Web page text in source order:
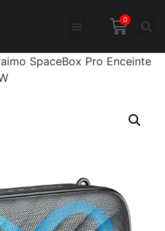
0
SpaceBox Pro Enceinte